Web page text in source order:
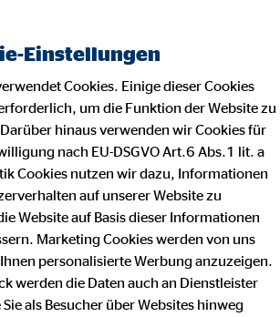
mit
Flexibilität
Einstellungen
Cookies. Einige dieser Cookies
um die Funktion der Website zu
hinaus verwenden wir Cookies für
nach EU-DSGVO Art.6 Abs.1 lit. a
Cookies nutzen wir dazu, Informationen
auf unserer Website zu
Website auf Basis dieser Informationen
Marketing Cookies werden von uns
personalisierte Werbung anzuzeigen.
werden die Daten auch an Dienstleister
als Besucher über Websites hinweg